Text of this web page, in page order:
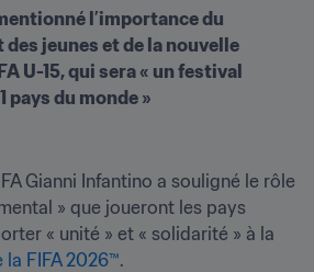
l’importance du
jeunes et de la nouvelle
U-15, qui sera « un festival
pays du monde »
Gianni Infantino a souligné le rôle
» que joueront les pays
FIFA 2026™.